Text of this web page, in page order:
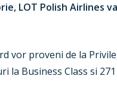
LOT Polish Airlines
vor proveni de la
la Business Class si